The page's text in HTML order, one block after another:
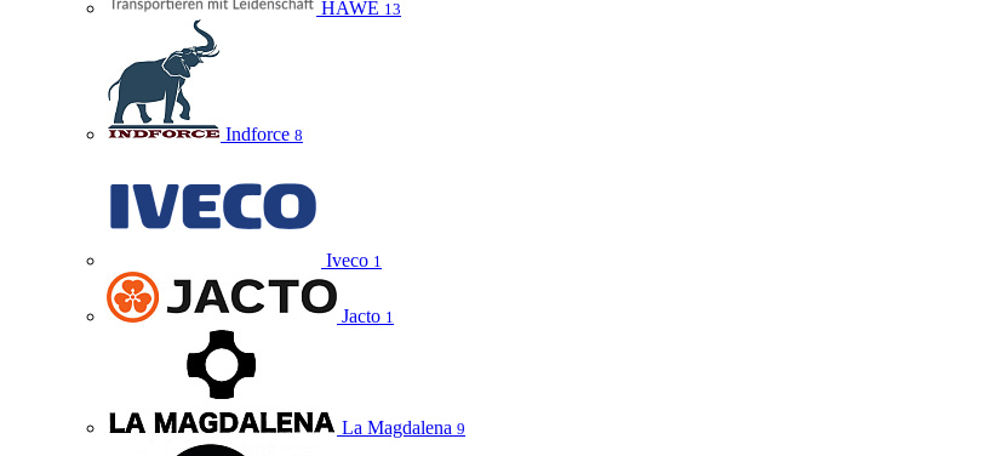
HAWE 13
Indforce 8
Iveco 1
Jacto 1
La Magdalena 9